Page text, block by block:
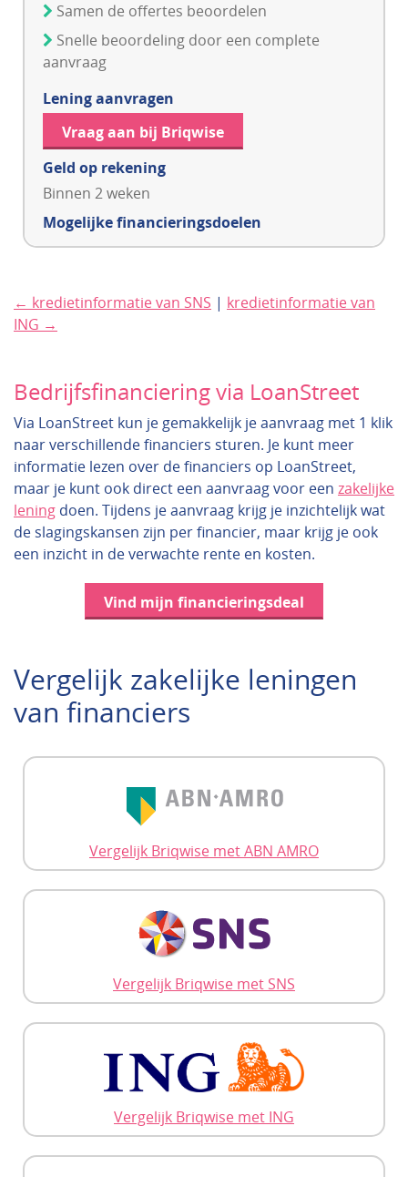
Samen de offertes beoordelen
Snelle beoordeling door een complete
aanvraag
Lening aanvragen
Vraag aan bij Briqwise
Geld op rekening
Binnen 2 weken
Mogelijke financieringsdoelen
← kredietinformatie van SNS | kredietinformatie van
ING →
Bedrijfsfinanciering via LoanStreet
Via LoanStreet kun je gemakkelijk je aanvraag met 1 klik
naar verschillende financiers sturen. Je kunt meer
informatie lezen over de financiers op LoanStreet,
maar je kunt ook direct een aanvraag voor een zakelijke
lening doen. Tijdens je aanvraag krijg je inzichtelijk wat
de slagingskansen zijn per financier, maar krijg je ook
een inzicht in de verwachte rente en kosten.
Vind mijn financieringsdeal
Vergelijk zakelijke leningen
van financiers
Vergelijk Briqwise met ABN AMRO
Vergelijk Briqwise met SNS
Vergelijk Briqwise met ING